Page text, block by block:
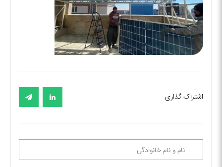
اشتراک گذاری